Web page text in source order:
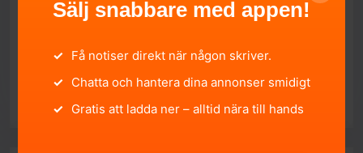
Yamaha xj 900 Diversion
24 500 SEK
Sälj snabbare med appen!
✓ Få notiser direkt när någon skriver.
✓ Chatta och hantera dina annonser smidigt
✓ Gratis att ladda ner – alltid nära till hands